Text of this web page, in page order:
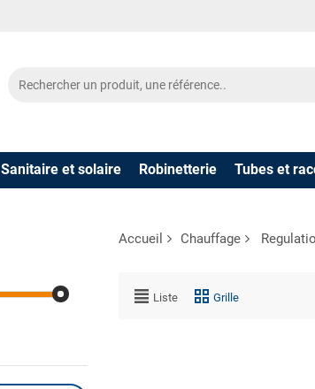
Sanitaire et solaire Robinetterie Tubes et
Accueil Chauffage
Liste Grille